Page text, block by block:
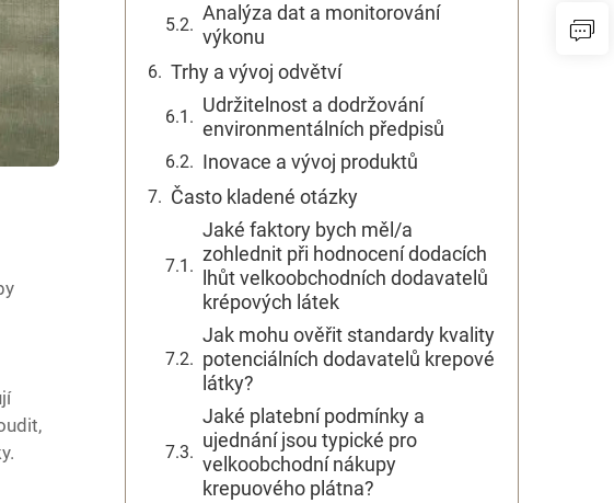
Analýza dat a monitorování
výkonu
Trhy a vývoj odvětví
Udržitelnost a dodržování
environmentálních předpisů
Inovace a vývoj produktů
Často kladené otázky
Jaké faktory bych měl/a
zohlednit při hodnocení dodacích
lhůt velkoobchodních dodavatelů
krépových látek
Jak mohu ověřit standardy kvality
potenciálních dodavatelů krepové
látky?
Jaké platební podmínky a
ujednání jsou typické pro
velkoobchodní nákupy
krepuového plátna?